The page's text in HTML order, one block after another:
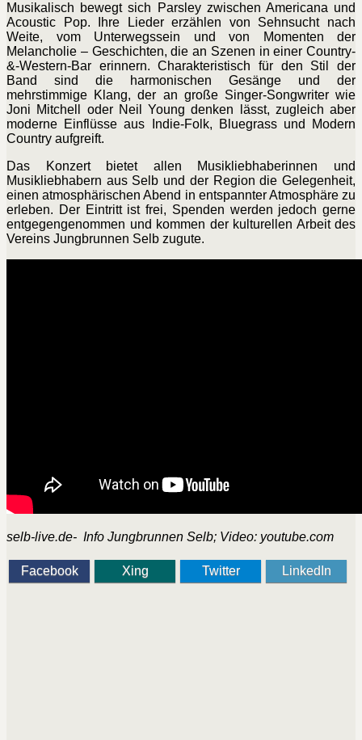
Musikalisch bewegt sich Parsley zwischen Americana und
Acoustic Pop. Ihre Lieder erzählen von Sehnsucht nach
Weite, vom Unterwegssein und von Momenten der
Melancholie – Geschichten, die an Szenen in einer Country-
&-Western-Bar erinnern. Charakteristisch für den Stil der
Band sind die harmonischen Gesänge und der
mehrstimmige Klang, der an große Singer-Songwriter wie
Joni Mitchell oder Neil Young denken lässt, zugleich aber
moderne Einflüsse aus Indie-Folk, Bluegrass und Modern
Country aufgreift.
Das Konzert bietet allen Musikliebhaberinnen und
Musikliebhabern aus Selb und der Region die Gelegenheit,
einen atmosphärischen Abend in entspannter Atmosphäre zu
erleben. Der Eintritt ist frei, Spenden werden jedoch gerne
entgegengenommen und kommen der kulturellen Arbeit des
Vereins Jungbrunnen Selb zugute.
selb-live.de- Info Jungbrunnen Selb; Video: youtube.com
Facebook Xing Twitter LinkedIn